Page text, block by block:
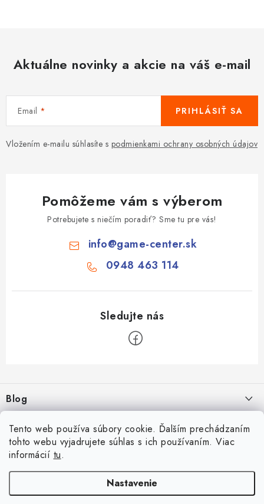
Tento web používa súbory cookie. Ďalším prechádzaním
tohto webu vyjadrujete súhlas s ich používaním. Viac
informácií tu.
Nastavenie
Aktuálne novinky a akcie na váš e-mail
Email
Vložením e-mailu súhlasíte s podmienkami ochrany osobných údajov
PRIHLÁSIŤ SA
Pomôžeme vám s výberom
Potrebujete s niečím poradiť? Sme tu pre vás!
info@game-center.sk
0948 463 114
p
ä
Blog
Aké druhy biliardu existujú? Kompletný prehľad biliardových hier
16.4.2026
Rozmery biliardového stola
26.6.2025
Facebook
Zákaznícky účet